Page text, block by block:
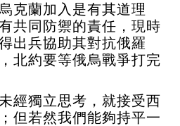
克蘭加入是有其道理
共同防禦的責任，現時
出兵協助其對抗俄羅
北約要等俄烏戰爭打完
經獨立思考，就接受西
但若然我們能夠持平一